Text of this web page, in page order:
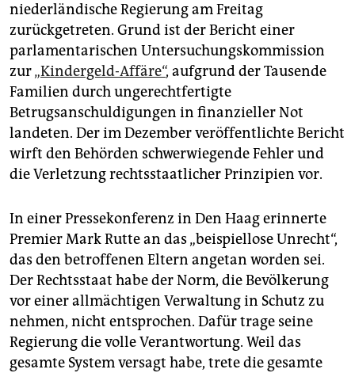
unterstützen
abo
genossenschaft
epaper login
niederländische Regierung am Freitag
zurückgetreten. Grund ist der Bericht einer
parlamentarischen Untersuchungskommission
zur„Kindergeld-Affäre“, aufgrund der Tausende
Familien durch ungerechtfertigte
Betrugsanschuldigungen in finanzieller Not
landeten. Der im Dezember veröffentlichte Bericht
wirft den Behörden schwerwiegende Fehler und
die Verletzung rechtsstaatlicher Prinzipien vor.
In einer Pressekonferenz in Den Haag erinnerte
Premier Mark Rutte an das „beispiellose Unrecht“,
das den betroffenen Eltern angetan worden sei.
Der Rechtsstaat habe der Norm, die Bevölkerung
vor einer allmächtigen Verwaltung in Schutz zu
nehmen, nicht entsprochen. Dafür trage seine
Regierung die volle Verantwortung. Weil das
gesamte System versagt habe, trete die gesamte